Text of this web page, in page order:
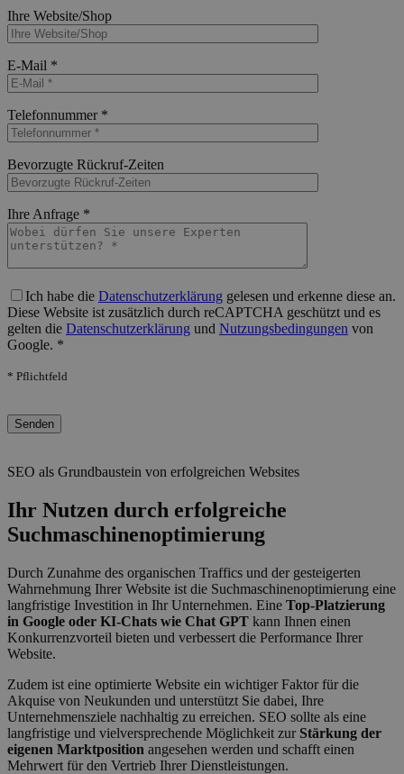
Ihre Website/Shop
E-Mail *
Telefonnummer *
Bevorzugte Rückruf-Zeiten
Ihre Anfrage *
Ich habe die Datenschutzerklärung gelesen und erkenne diese an.
Diese Website ist zusätzlich durch reCAPTCHA geschützt und es
gelten die Datenschutzerklärung und Nutzungsbedingungen von
Google. *
* Pflichtfeld
SEO als Grundbaustein von erfolgreichen Websites
Ihr Nutzen durch erfolgreiche
Suchmaschinenoptimierung
Durch Zunahme des organischen Traffics und der gesteigerten
Wahrnehmung Ihrer Website ist die Suchmaschinenoptimierung eine
langfristige Investition in Ihr Unternehmen. Eine Top-Platzierung
in Google oder KI-Chats wie Chat GPT kann Ihnen einen
Konkurrenzvorteil bieten und verbessert die Performance Ihrer
Website.
Zudem ist eine optimierte Website ein wichtiger Faktor für die
Akquise von Neukunden und unterstützt Sie dabei, Ihre
Unternehmensziele nachhaltig zu erreichen. SEO sollte als eine
langfristige und vielversprechende Möglichkeit zur Stärkung der
eigenen Marktposition angesehen werden und schafft einen
Mehrwert für den Vertrieb Ihrer Dienstleistungen.